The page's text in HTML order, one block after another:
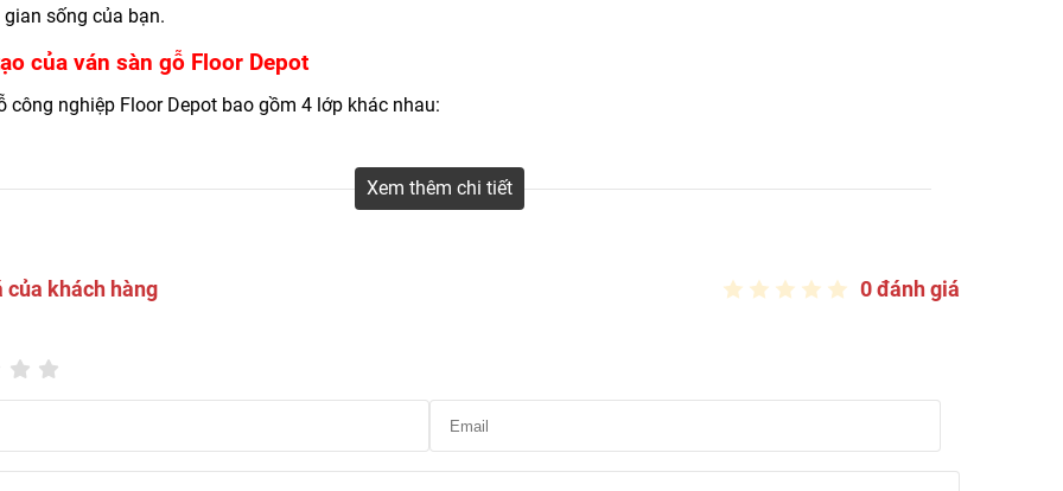
gian sống của bạn.
của ván sàn gỗ Floor Depot
công nghiệp Floor Depot bao gồm 4 lớp khác nhau:
Xem thêm chi tiết
của khách hàng 0 đánh giá